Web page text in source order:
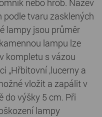
tvaru zasklených
lampy jsou průměr
lampu lze
kompletu s vázou
„Hřbitovní ,lucerny a
vložit a zapálit v
do výšky 5 cm. Při
lampy